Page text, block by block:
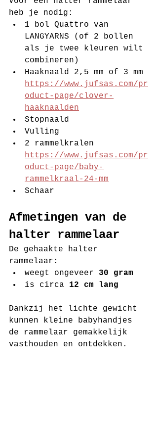
heb je nodig:
1 bol Quattro van
LANGYARNS (of 2 bollen
als je twee kleuren wilt
combineren)
Haaknaald 2,5 mm of 3 mm
https://www.jufsas.com/pr
oduct-page/clover-
haaknaalden
Stopnaald
Vulling
2 rammelkralen
https://www.jufsas.com/pr
oduct-page/baby-
rammelkraal-24-mm
Schaar
Afmetingen van de
halter rammelaar
De gehaakte halter
rammelaar:
weegt ongeveer 30 gram
is circa 12 cm lang
Dankzij het lichte gewicht
kunnen kleine babyhandjes
de rammelaar gemakkelijk
vasthouden en ontdekken.